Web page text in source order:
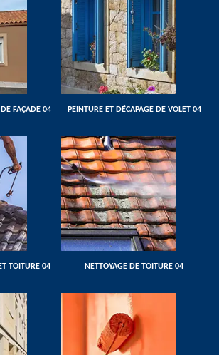
FAÇADE 04 PEINTURE ET DÉCAPAGE DE VOLET 04
TOITURE 04 NETTOYAGE DE TOITURE 04